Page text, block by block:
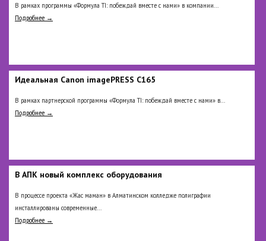
В рамках программы «Формула TI: побеждай вместе с нами» в компании...
Подробнее →
Идеальная Сanon imagePRESS C165
В рамках партнерской программы «Формула TI: побеждай вместе с нами» в...
Подробнее →
В АПК новый комплекс оборудования
В процессе проекта «Жас маман» в Алматинском колледже полиграфии
инсталлированы современные...
Подробнее →